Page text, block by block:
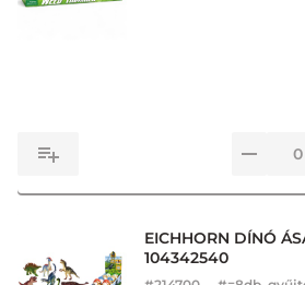
EICHHORN DÍNÓ
104342540